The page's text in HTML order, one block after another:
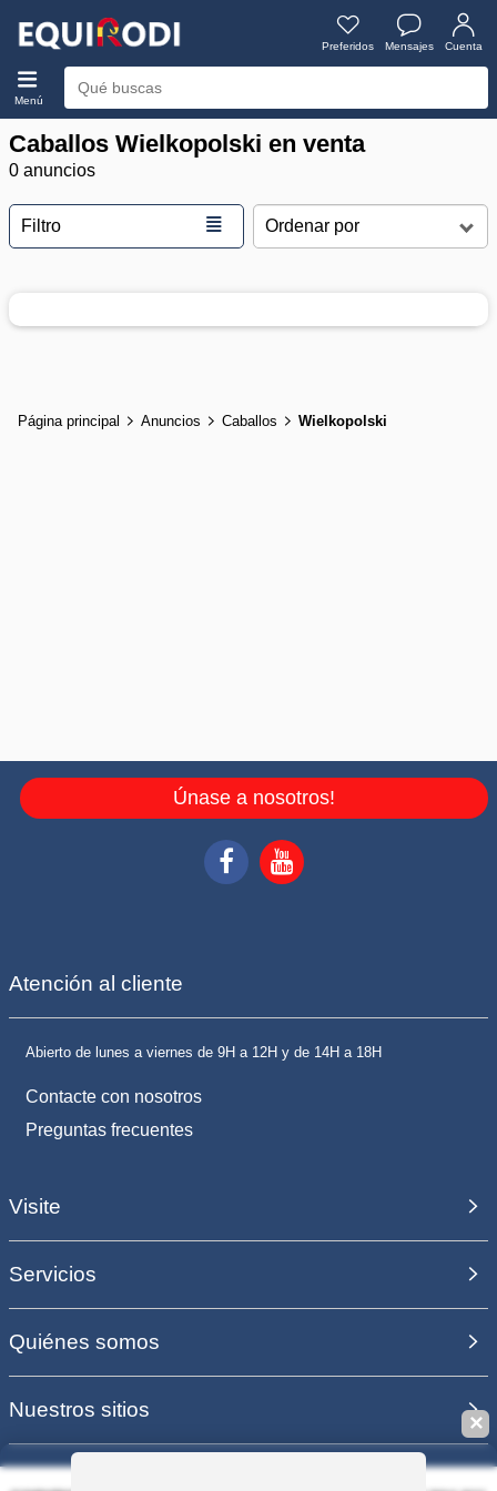
Preferidos Mensajes Cuenta
Menú
Caballos Wielkopolski en venta
0 anuncios
Filtro ≣
Página principal Anuncios Caballos Wielkopolski
Únase a nosotros!
Atención al cliente
Abierto de lunes a viernes de 9H a 12H y de 14H a 18H
Contacte con nosotros
Preguntas frecuentes
Visite
Servicios
Quiénes somos
Nuestros sitios
✕